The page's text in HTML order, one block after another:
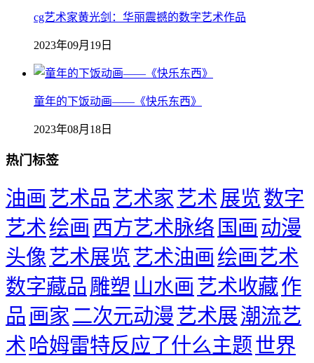
cg艺术家黄光剑：华丽震撼的数字艺术作品
2023年09月19日
童年的下饭动画——《快乐东西》
2023年08月18日
热门标签
油画 艺术品艺术家 艺术 展览数字
艺术绘画 西方艺术脉络 国画 动漫
头像艺术展览艺术油画 绘画艺术
数字藏品 雕塑 山水画 艺术收藏作
品 画家 二次元动漫艺术展潮流艺
术 哈姆雷特反应了什么主题世界